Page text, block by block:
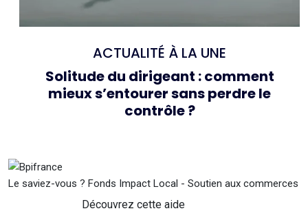
ACTUALITÉ À LA UNE
Solitude du dirigeant : comment
mieux s’entourer sans perdre le
contrôle ?
Le saviez-vous ? Fonds Impact Local - Soutien aux commerces
Découvrez cette aide